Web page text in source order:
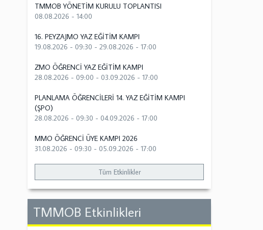
TMMOB YÖNETİM KURULU TOPLANTISI
08.08.2026 - 14:00
16. PEYZAJMO YAZ EĞİTİM KAMPI
19.08.2026 - 09:30 -29.08.2026 - 17:00
ZMO ÖĞRENCİ YAZ EĞİTİM KAMPI
28.08.2026 - 09:00 -03.09.2026 - 17:00
PLANLAMA ÖĞRENCİLERİ 14. YAZ EĞİTİM KAMPI
(ŞPO)
28.08.2026 - 09:30 -04.09.2026 - 17:00
MMO ÖĞRENCİ ÜYE KAMPI 2026
31.08.2026 - 09:30 -05.09.2026 - 17:00
Tüm Etkinlikler
TMMOB Etkinlikleri